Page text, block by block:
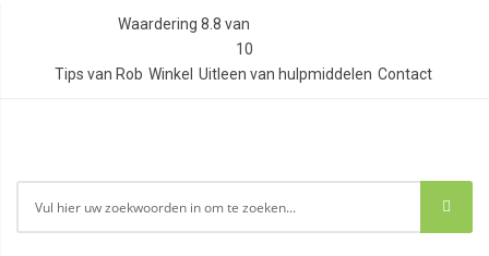
Waardering 8.8 van
10
Tips van Rob Winkel Uitleen van hulpmiddelen Contact